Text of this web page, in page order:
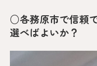
○各務原市で信頼
選べばよいか？